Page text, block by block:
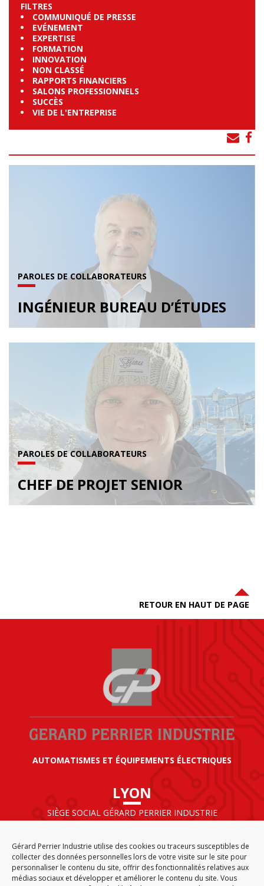
Gérard Perrier Industrie utilise des cookies ou traceurs susceptibles de
collecter des données personnelles lors de votre visite sur le site pour
personnaliser le contenu du site, offrir des fonctionnalités relatives aux
médias sociaux et développer et améliorer le contenu du site. Vous
FILTRES
COMMUNIQUÉ DE PRESSE
EVÉNEMENT
EXPERTISE
FORMATION
INNOVATION
NON CLASSÉ
RAPPORTS FINANCIERS
SALONS PROFESSIONNELS
SUCCÈS
VIE DE L'ENTREPRISE
PAROLES DE COLLABORATEURS
INGÉNIEUR BUREAU D’ÉTUDES
PAROLES DE COLLABORATEURS
CHEF DE PROJET SENIOR
RETOUR EN HAUT DE PAGE
AUTOMATISMES ET ÉQUIPEMENTS ÉLECTRIQUES
LYON
SIÈGE SOCIAL GÉRARD PERRIER INDUSTRIE
69125 LYON AÉROPORT SAINT EXUPÉRY
FRANCE